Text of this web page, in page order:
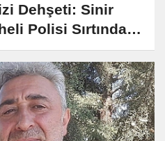
Dehşeti: Sinir
Polisi Sırtından